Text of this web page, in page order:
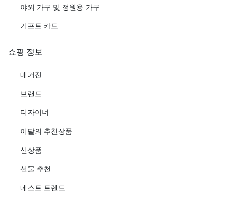
야외 가구 및 정원용 가구
기프트 카드
쇼핑 정보
매거진
브랜드
디자이너
이달의 추천상품
신상품
선물 추천
네스트 트렌드